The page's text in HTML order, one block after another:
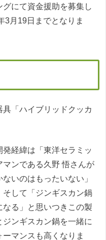
にて資金援助を募集し
3月19日までとなりま
「ハイブリッドクッカ
発経緯は「東洋セラミッ
ンである久野 悟さんが
いのはもったいない」
そして「ジンギスカン鍋
る」と思いつきこの製
ンギスカン鍋を一緒に
マンスも高くなりま